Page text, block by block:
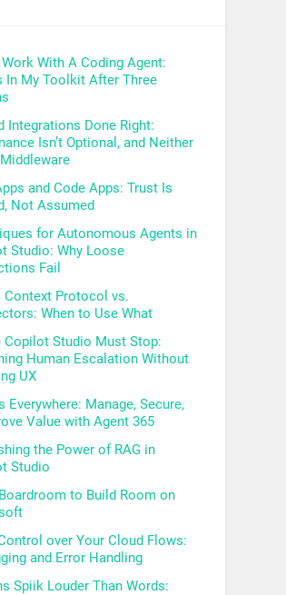
With A Coding Agent:
In My Toolkit After Three
Integrations Done Right:
Isn’t Optional, and Neither
and Code Apps: Trust Is
Not Assumed
for Autonomous Agents in
Studio: Why Loose
Fail
Context Protocol vs.
When to Use What
Copilot Studio Must Stop:
Human Escalation Without
UX
Everywhere: Manage, Secure,
Value with Agent 365
the Power of RAG in
Studio
to Build Room on
over Your Cloud Flows:
and Error Handling
Spiik Louder Than Words: